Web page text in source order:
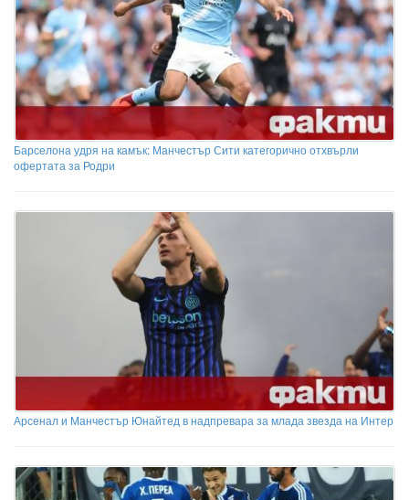
Барселона удря на камък: Манчестър Сити категорично отхвърли
офертата за Родри
Арсенал и Манчестър Юнайтед в надпревара за млада звезда на Интер